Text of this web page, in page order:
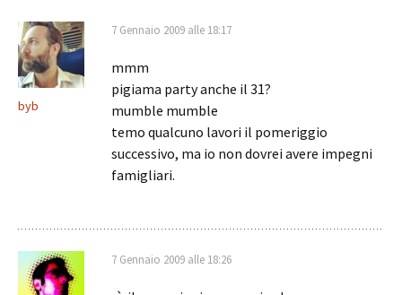
byb
7 Gennaio 2009 alle 18:17
mmm
pigiama party anche il 31?
mumble mumble
temo qualcuno lavori il pomeriggio
successivo, ma io non dovrei avere impegni
famigliari.
7 Gennaio 2009 alle 18:26